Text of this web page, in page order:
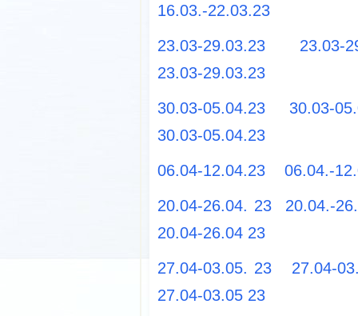
16.03.-22.03.23
23.03-29.03.23
23.03-
23.03-29.03.23
30.03-05.04.23
30.03-
30.03-05.04.23
06.04-12.04.23
06.04.-
20.04-26.04. 23
20.04.-
20.04-26.04 23
27.04-03.05. 23
27.04-
27.04-03.05 23